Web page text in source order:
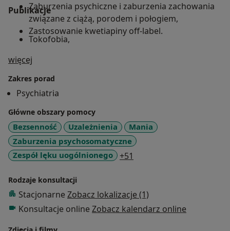
Zaburzenia psychiczne i zaburzenia zachowania
związane z ciążą, porodem i połogiem,
Tokofobia,
DDA,
Zaburzenia kontroli impulsów.
Publikacje
Zastosowanie kwetiapiny off-label.
więcej
Zakres porad
Psychiatria
Główne obszary pomocy
Bezsenność Uzależnienia
Mania
Zaburzenia psychosomatyczne
Zespół lęku uogólnionego
+51
Rodzaje konsultacji
Stacjonarne Zobacz lokalizacje (1)
Konsultacje online Zobacz kalendarz online